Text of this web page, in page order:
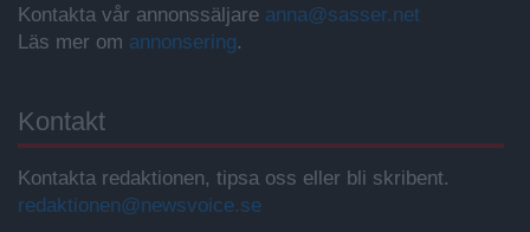
Kontakta vår annonssäljare anna@sasser.net
Läs mer om annonsering.
Kontakt
Kontakta redaktionen, tipsa oss eller bli skribent.
redaktionen@newsvoice.se